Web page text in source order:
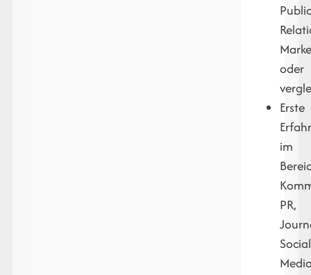
oder
Erste
im
PR,
Social